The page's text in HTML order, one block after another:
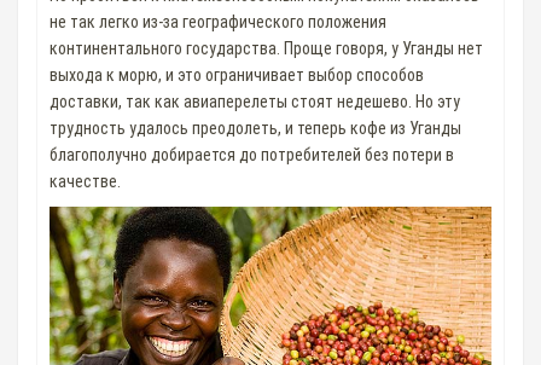
не так легко из-за географического положения
континентального государства. Проще говоря, у Уганды нет
выхода к морю, и это ограничивает выбор способов
доставки, так как авиаперелеты стоят недешево. Но эту
трудность удалось преодолеть, и теперь кофе из Уганды
благополучно добирается до потребителей без потери в
качестве.